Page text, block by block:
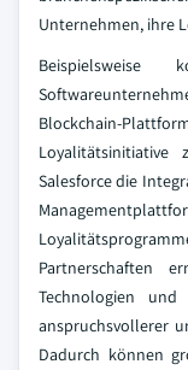
Unternehmen, ihre
Beispielsweise
Blockchain-
Salesforce die
Partnerschaften
Technologien
anspruchsvollerer
Dadurch können